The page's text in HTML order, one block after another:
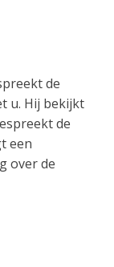
de
u. Hij bekijkt
de
een
over de